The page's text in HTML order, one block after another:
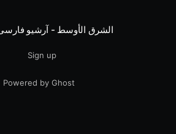
الشرق الأوسط - آرشیو
Sign up
Powered by Ghost